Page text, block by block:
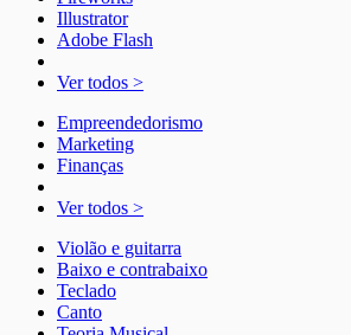
Illustrator
Adobe Flash
Ver todos >
Empreendedorismo
Marketing
Finanças
Ver todos >
Violão e guitarra
Baixo e contrabaixo
Teclado
Canto